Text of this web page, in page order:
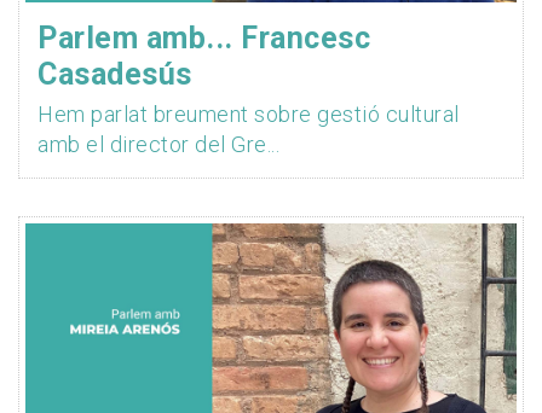
Parlem amb... Francesc
Casadesús
Hem parlat breument sobre gestió cultural
amb el director del Gre...